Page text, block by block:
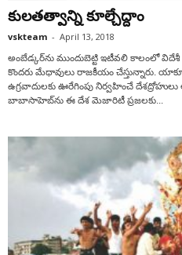
కులతత్వాన్ని కూల్చేద్దాం
vskteam - April 13, 2018
అంబేడ్కర్‌ను ముందుబెట్టి ఇటీవలి కాలంలో
కొందరు మేధావులు రాజకీయం చేస్తున్నారు.
ఉగ్రవాదులకు ఊరేగింపు నిర్వహించే దేశద్రోహులు
బాబాసాహెబ్‌ను ఈ దేశ మెజారిటీ ప్రజలకు...